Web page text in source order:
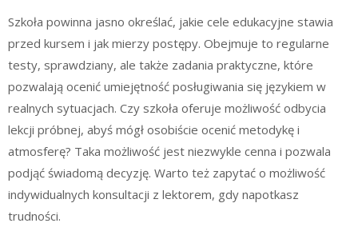
Szkoła powinna jasno określać, jakie cele edukacyjne stawia
przed kursem i jak mierzy postępy. Obejmuje to regularne
testy, sprawdziany, ale także zadania praktyczne, które
pozwalają ocenić umiejętność posługiwania się językiem w
realnych sytuacjach. Czy szkoła oferuje możliwość odbycia
lekcji próbnej, abyś mógł osobiście ocenić metodykę i
atmosferę? Taka możliwość jest niezwykle cenna i pozwala
podjąć świadomą decyzję. Warto też zapytać o możliwość
indywidualnych konsultacji z lektorem, gdy napotkasz
trudności.